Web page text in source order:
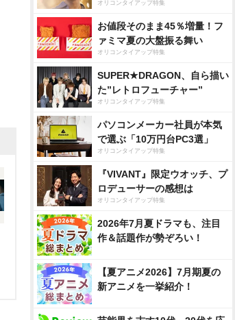
オリコンタイアップ特集
お値段そのまま45％増量！フ
ァミマ夏の大盤振る舞い
オリコンタイアップ特集
SUPER★DRAGON、自ら描い
た”レトロフューチャー”
オリコンタイアップ特集
パソコンメーカー社員が本気
で選ぶ「10万円台PC3選」
オリコンタイアップ特集
『VIVANT』限定ウオッチ、プ
ロデューサーの感想は
オリコンタイアップ特集
2026年7月夏ドラマも、注目
作＆話題作が勢ぞろい！
【夏アニメ2026】7月期夏の
新アニメを一挙紹介！